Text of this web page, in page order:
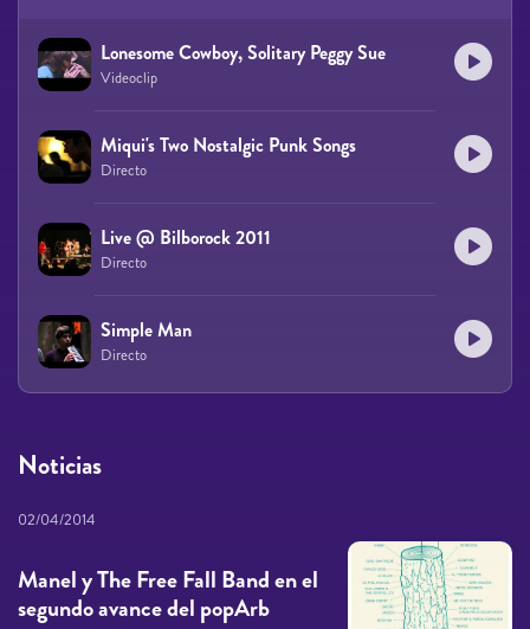
Noticias
02/04/2014
Manel y The Free Fall Band en el
segundo avance del popArb
Lonesome Cowboy, Solitary Peggy Sue
Videoclip
Miqui's Two Nostalgic Punk Songs
Directo
Live @ Bilborock 2011
Directo
Simple Man
Directo